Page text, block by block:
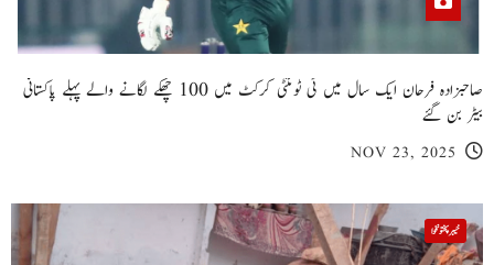
صاحبزادہ فرحان ایک سال میں ٹی ٹوئنٹی کرکٹ میں 100 چھکے لگانے والے پہلے پاکستانی
بیٹر بن گئے
NOV 23, 2025
خیبر پختونخوا